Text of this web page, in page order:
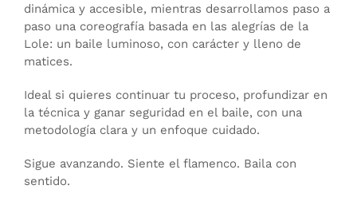
dinámica y accesible, mientras desarrollamos paso a
paso una coreografía basada en las alegrías de la
Lole: un baile luminoso, con carácter y lleno de
matices.
Ideal si quieres continuar tu proceso, profundizar en
la técnica y ganar seguridad en el baile, con una
metodología clara y un enfoque cuidado.
Sigue avanzando. Siente el flamenco. Baila con
sentido.